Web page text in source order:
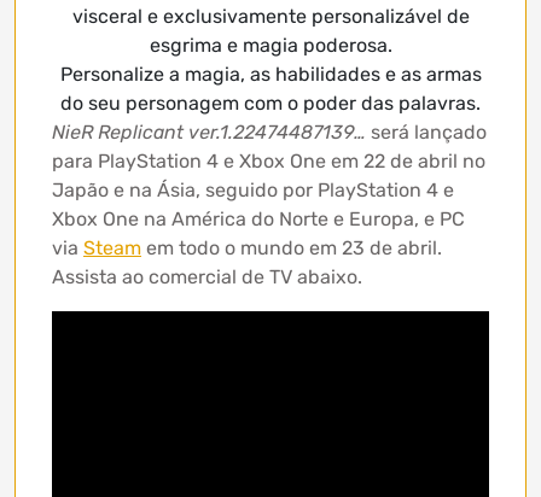
visceral e exclusivamente personalizável de
esgrima e magia poderosa.
Personalize a magia, as habilidades e as armas
do seu personagem com o poder das palavras.
NieR Replicant ver.1.22474487139… será lançado
para PlayStation 4 e Xbox One em 22 de abril no
Japão e na Ásia, seguido por PlayStation 4 e
Xbox One na América do Norte e Europa, e PC
via Steam em todo o mundo em 23 de abril.
Assista ao comercial de TV abaixo.